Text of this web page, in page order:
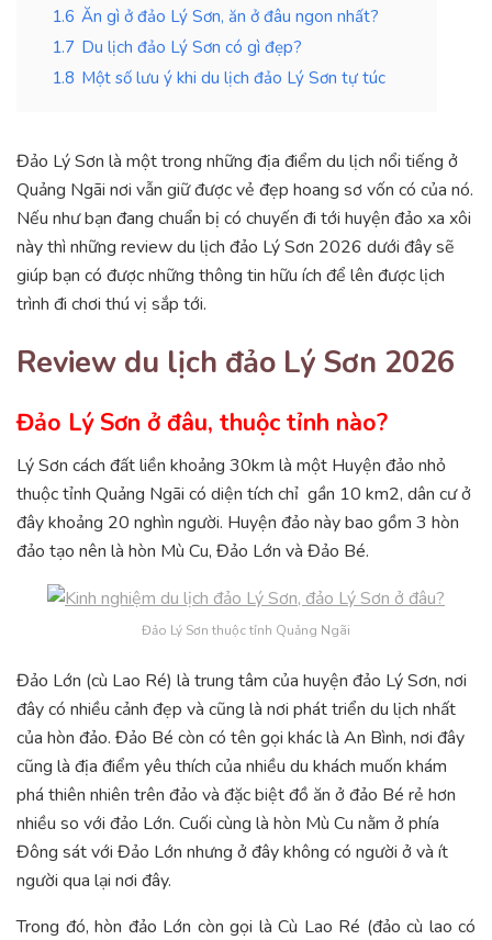
1.6 Ăn gì ở đảo Lý Sơn, ăn ở đâu ngon nhất?
1.7 Du lịch đảo Lý Sơn có gì đẹp?
1.8 Một số lưu ý khi du lịch đảo Lý Sơn tự túc
Đảo Lý Sơn là một trong những địa điểm du lịch nổi tiếng ở
Quảng Ngãi nơi vẫn giữ được vẻ đẹp hoang sơ vốn có của nó.
Nếu như bạn đang chuẩn bị có chuyến đi tới huyện đảo xa xôi
này thì những review du lịch đảo Lý Sơn 2026 dưới đây sẽ
giúp bạn có được những thông tin hữu ích để lên được lịch
trình đi chơi thú vị sắp tới.
Review du lịch đảo Lý Sơn 2026
Đảo Lý Sơn ở đâu, thuộc tỉnh nào?
Lý Sơn cách đất liền khoảng 30km là một Huyện đảo nhỏ
thuộc tỉnh Quảng Ngãi có diện tích chỉ gần 10 km2, dân cư ở
đây khoảng 20 nghìn người. Huyện đảo này bao gồm 3 hòn
đảo tạo nên là hòn Mù Cu, Đảo Lớn và Đảo Bé.
Đảo Lý Sơn thuộc tỉnh Quảng Ngãi
Đảo Lớn (cù Lao Ré) là trung tâm của huyện đảo Lý Sơn, nơi
đây có nhiều cảnh đẹp và cũng là nơi phát triển du lịch nhất
của hòn đảo. Đảo Bé còn có tên gọi khác là An Bình, nơi đây
cũng là địa điểm yêu thích của nhiều du khách muốn khám
phá thiên nhiên trên đảo và đặc biệt đồ ăn ở đảo Bé rẻ hơn
nhiều so với đảo Lớn. Cuối cùng là hòn Mù Cu nằm ở phía
Đông sát với Đảo Lớn nhưng ở đây không có người ở và ít
người qua lại nơi đây.
Trong đó, hòn đảo Lớn còn gọi là Cù Lao Ré (đảo cù lao có